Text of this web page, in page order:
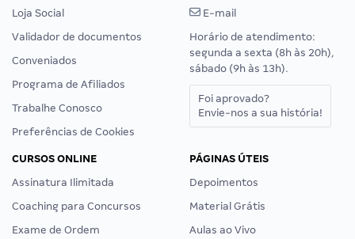
Loja Social
Validador de documentos
Conveniados
Programa de Afiliados
Trabalhe Conosco
Preferências de Cookies
E-mail
Horário de atendimento:
segunda a sexta (8h às 20h),
sábado (9h às 13h).
Foi aprovado?
Envie-nos a sua história!
CURSOS ONLINE
Assinatura Ilimitada
Coaching para Concursos
Exame de Ordem
PÁGINAS ÚTEIS
Depoimentos
Material Grátis
Aulas ao Vivo